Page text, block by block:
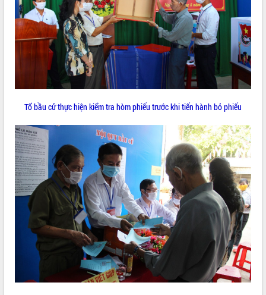
sầu riêng tại Đắk Lắk
Trình diễn nghệ thuật chế biến các
món ăn từ sầu riêng
Đắk Lắk công bố Quy hoạch và xúc
tiến đầu tư tỉnh
Ngành cá ngừ Đắk Lắk chủ động thích
ứng để giữ vững thị trường xuất khẩu
Diễn đàn Kinh tế tư nhân Việt Nam đột
phá cơ chế - Hợp tác công tư
Đề án 06 tạo bước ngoặt đột phá trong
cải cách hành chính tỉnh Đắk Lắk
Kết nối tour, đẩy mạnh chuyển đổi số
để phát triển du lịch Đắk Lắk
Khởi động Dự án Đầu tư xây dựng hạ
tầng kỹ thuật Cụm công nghiệp Tân
Gặp mặt các cơ quan báo chí nhân Kỷ
niệm 101 năm Ngày Báo chí Cách
mạng Việt Nam
Đắk Lắk sơ kết 4 năm triển khai thực
hiện Đề án 06 của Chính phủ
Họp báo thông tin về Hội nghị Công bố
Tổ bầu cử thực hiện kiểm tra hòm phiếu trước khi tiến hành bỏ phiếu